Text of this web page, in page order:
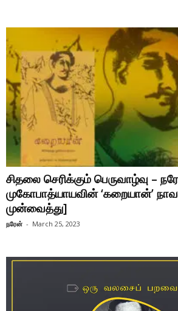
சிதலை செரிக்கும் பெருவாழ்வு –
முகோபாத்யாயவின் ‘கறையான்’
முன்வைத்து]
நரேன் - March 25, 2023